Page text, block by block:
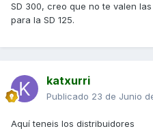
SD 300, creo que no te valen
para la SD 125.
katxurri
Publicado 23 de Junio
Aquí teneis los distribuidores